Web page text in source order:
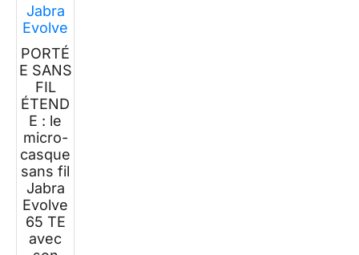
Jabra
Evolve
65 Te
Casque
sans Fil
(3e Éd.
2025),
Certifié
MS
Teams,
Noir
PORTÉ
E SANS
FIL
ÉTEND
E : le
micro-
casque
sans fil
Jabra
Evolve
65 TE
avec